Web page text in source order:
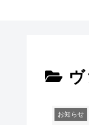
ヴ
お知らせ